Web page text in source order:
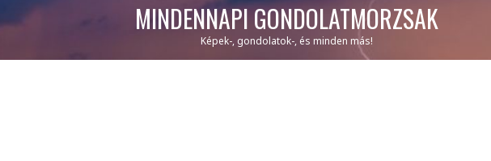
MINDENNAPI GONDOLATMORZSÁK
Képek-, gondolatok-, és minden más!